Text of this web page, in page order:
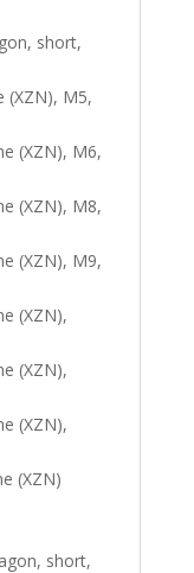
short,
(XZN), M5,
(XZN), M6,
(XZN), M8,
(XZN), M9,
(XZN),
(XZN),
(XZN),
(XZN)
short,